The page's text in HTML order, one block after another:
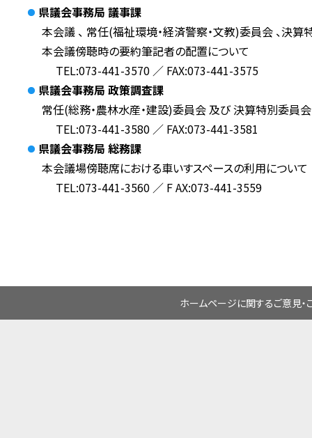
県議会事務局 議事課
本会議 、 常任(福祉環境・経済警察・文教)委員会 、決
本会議傍聴時の要約筆記者の配置について
TEL:073-441-3570 ／ FAX:073-441-3575
県議会事務局 政策調査課
常任(総務・農林水産・建設)委員会 及び 決算特別委員
TEL:073-441-3580 ／ FAX:073-441-3581
県議会事務局 総務課
本会議場傍聴席における車いすスペースの利用について
TEL:073-441-3560 ／ F AX:073-441-3559
ホームページに関するご意見・